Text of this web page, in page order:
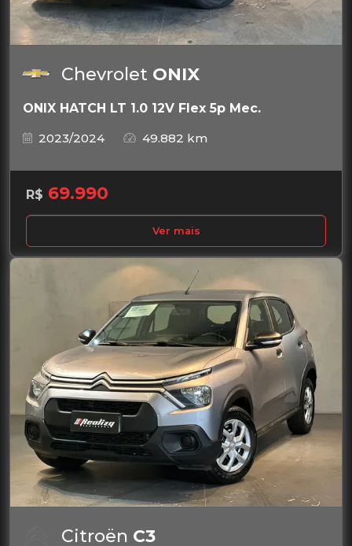
Chevrolet ONIX
ONIX HATCH LT 1.0 12V Flex 5p Mec.
2023/2024
49.882 km
R$ 69.990
Ver mais
Citroën C3